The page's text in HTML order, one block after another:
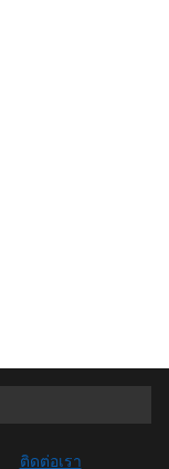
ติดต่อเรา